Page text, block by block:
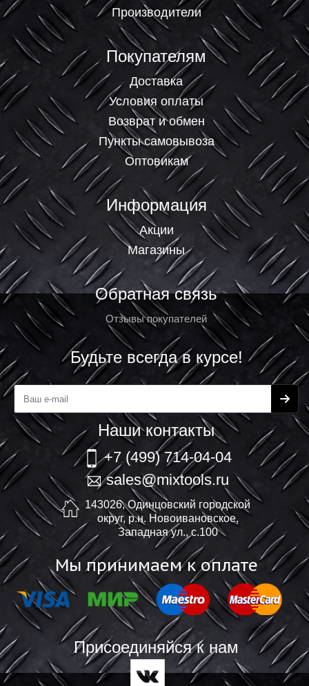
Производители
Покупателям
Доставка
Условия оплаты
Возврат и обмен
Пункты самовывоза
Оптовикам
Информация
Акции
Магазины
Обратная связь
Отзывы покупателей
Будьте всегда в курсе!
Наши контакты
+7 (499) 714-04-04
sales@mixtools.ru
143026, Одинцовский городской
округ, р.н. Новоивановское,
Западная ул., с.100
Мы принимаем к оплате
Присоединяйся к нам